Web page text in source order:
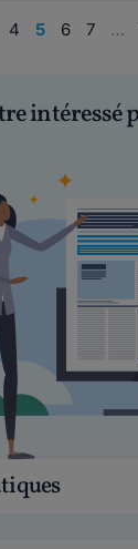
4 5 6 7 …
intéressé